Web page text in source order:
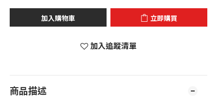
加入購物車 立即購買
加入追蹤清單
商品描述